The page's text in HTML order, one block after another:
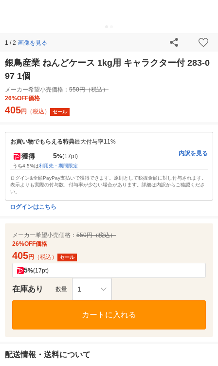
1 / 2 画像を見る
銀鳥産業 ねんどケース 1kg用 キャラクター付 283-0
97 1個
メーカー希望小売価格： 550円（税込）
26%OFF価格
405円 （税込） セール
お買い物でもらえる特典最大付与率11%
獲得 5%(17pt)
うち4.5%は利用先・期間限定
内訳を見る
ログイン&全額PayPay支払いで獲得できます。原則として税抜金額に対し付与されます。
表示よりも実際の付与数、付与率が少ない場合があります。詳細は内訳からご確認くださ
い。
ログインはこちら
メーカー希望小売価格： 550円（税込）
26%OFF価格
405円 （税込） セール
5%(17pt)
在庫あり 数量 1
カートに入れる
配送情報・送料について